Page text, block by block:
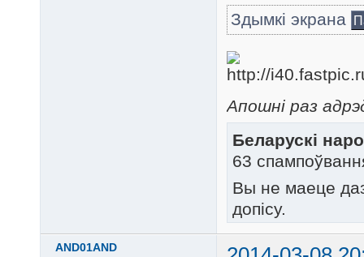
Здымкі экрана
Апошні раз
Беларускi
63
Вы не маеце
допісу.
AND01AND